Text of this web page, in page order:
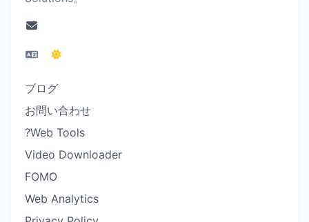
ブログ
お問い合わせ
?Web Tools
Video Downloader
FOMO
Web Analytics